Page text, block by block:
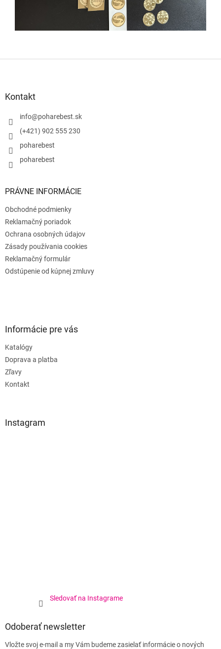
Kontakt
info@poharebest.sk
(+421) 902 555 230
poharebest
poharebest
PRÁVNE INFORMÁCIE
Obchodné podmienky
Reklamačný poriadok
Ochrana osobných údajov
Zásady používania cookies
Reklamačný formulár
Odstúpenie od kúpnej zmluvy
Informácie pre vás
Katalógy
Doprava a platba
Zľavy
Kontakt
Instagram
Sledovať na Instagrame
Odoberať newsletter
Vložte svoj e-mail a my Vám budeme zasielať informácie o nových